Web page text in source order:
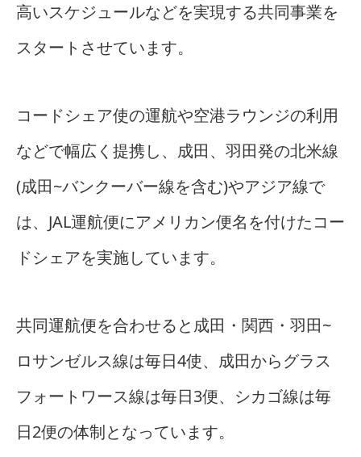
高いスケジュールなどを実現する共同事業を
スタートさせています。
コードシェア使の運航や空港ラウンジの利用
などで幅広く提携し、成田、羽田発の北米線
(成田~バンクーバー線を含む)やアジア線で
は、JAL運航便にアメリカン便名を付けたコー
ドシェアを実施しています。
共同運航便を合わせると成田・関西・羽田~
ロサンゼルス線は毎日4使、成田からグラス
フォートワース線は毎日3便、シカゴ線は毎
日2便の体制となっています。